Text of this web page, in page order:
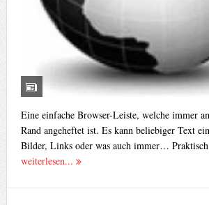
Eine einfache Browser-Leiste, welche immer
Rand angeheftet ist. Es kann beliebiger Text
Bilder, Links oder was auch immer…
weiterlesen...